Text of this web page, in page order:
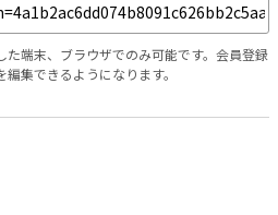
端末、ブラウザでのみ可能です。会員登録
集できるようになります。